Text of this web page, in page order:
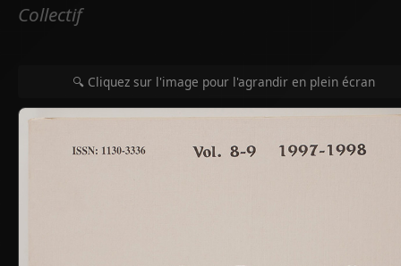
Collectif
🔍 Cliquez sur l'image pour l'agrandir en plein écran